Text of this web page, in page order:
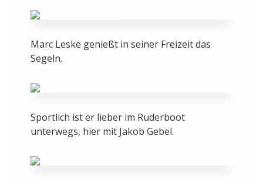
Marc Leske genießt in seiner Freizeit das
Segeln.
Sportlich ist er lieber im Ruderboot
unterwegs, hier mit Jakob Gebel.